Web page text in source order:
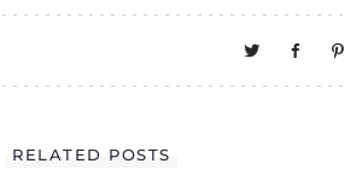
RELATED POSTS